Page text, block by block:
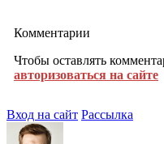
Комментарии
Чтобы оставлять
авторизоваться на сайте
Вход на сайт Рассылка